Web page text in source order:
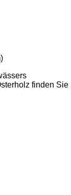
finden Sie